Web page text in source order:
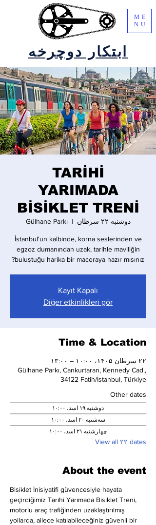
ابتکار دوچرخه
ME
NU
TARİHİ
YARIMADA
BİSİKLET TRENİ
دوشنبه ۲۲ سرطان
  |
Gülhane Parkı
İstanbul'un kalbinde, korna seslerinden ve
egzoz dumanından uzak, tarihle maviliğin
buluştuğu harika bir maceraya hazır mısınız?
Kayıt Kapalı
Diğer etkinlikleri gör
Time & Location
۲۲ سرطان ۱۴۰۵، ۱۰:۰۰ – ۱۳:۰۰
Gülhane Parkı, Cankurtaran, Kennedy Cad.,
34122 Fatih/İstanbul, Türkiye
Other dates
دوشنبه ۱۹ اسد، ۱۰:۰۰
سه‌شنبه ۲۰ اسد، ۱۰:۰۰
چهارشنبه ۲۱ اسد، ۱۰:۰۰
View all ۲۲ dates
About the event
Bisiklet İnisiyatifi güvencesiyle hayata
geçirdiğimiz Tarihi Yarımada Bisiklet Treni,
motorlu araç trafiğinden uzaklaştırılmış
yollarda, ailece katılabileceğiniz güvenli bir